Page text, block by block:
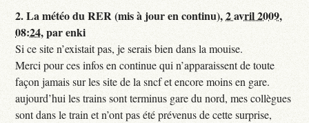
2.La météo du RER (mis à jour en continu),2 avril 2009,
08:24,parenki
Si ce site n’existait pas, je serais bien dans la mouise.
Merci pour ces infos en continue qui n’apparaissent de toute
façon jamais sur les site de la sncf et encore moins en gare.
aujourd’hui les trains sont terminus gare du nord, mes collègues
sont dans le train et n’ont pas été prévenus de cette surprise,